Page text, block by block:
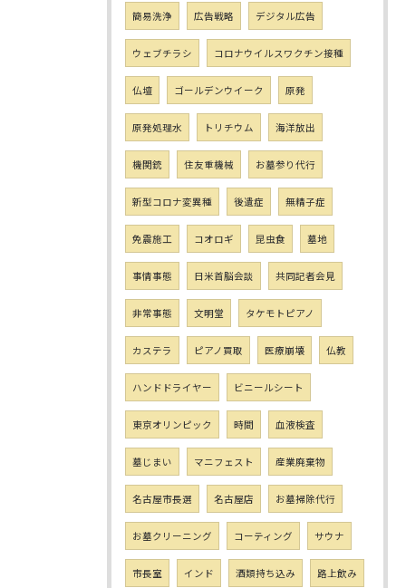
簡易洗浄 広告戦略 デジタル広告
ウェブチラシ コロナウイルスワクチン接種
仏壇 ゴールデンウイーク 原発
原発処理水 トリチウム 海洋放出
機関銃 住友重機械 お墓参り代行
新型コロナ変異種 後遺症 無精子症
免震施工 コオロギ 昆虫食 墓地
事情事態 日米首脳会談 共同記者会見
非常事態 文明堂 タケモトピアノ
カステラ ピアノ買取 医療崩壊 仏教
ハンドドライヤー ビニールシート
東京オリンピック 時間 血液検査
墓じまい マニフェスト 産業廃棄物
名古屋市長選 名古屋店 お墓掃除代行
お墓クリーニング コーティング サウナ
市長室 インド 酒類持ち込み 路上飲み